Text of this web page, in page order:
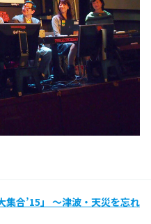
集合’15」 〜津波・天災を忘れ